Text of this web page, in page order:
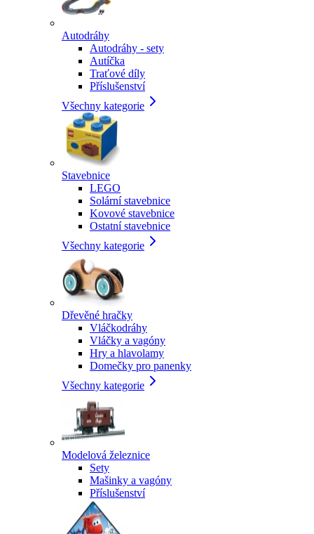
Autodráhy
Autodráhy - sety
Autíčka
Traťové díly
Příslušenství
Všechny kategorie
Stavebnice
LEGO
Solární stavebnice
Kovové stavebnice
Ostatní stavebnice
Všechny kategorie
Dřevěné hračky
Vláčkodráhy
Vláčky a vagóny
Hry a hlavolamy
Domečky pro panenky
Všechny kategorie
Modelová železnice
Sety
Mašinky a vagóny
Příslušenství